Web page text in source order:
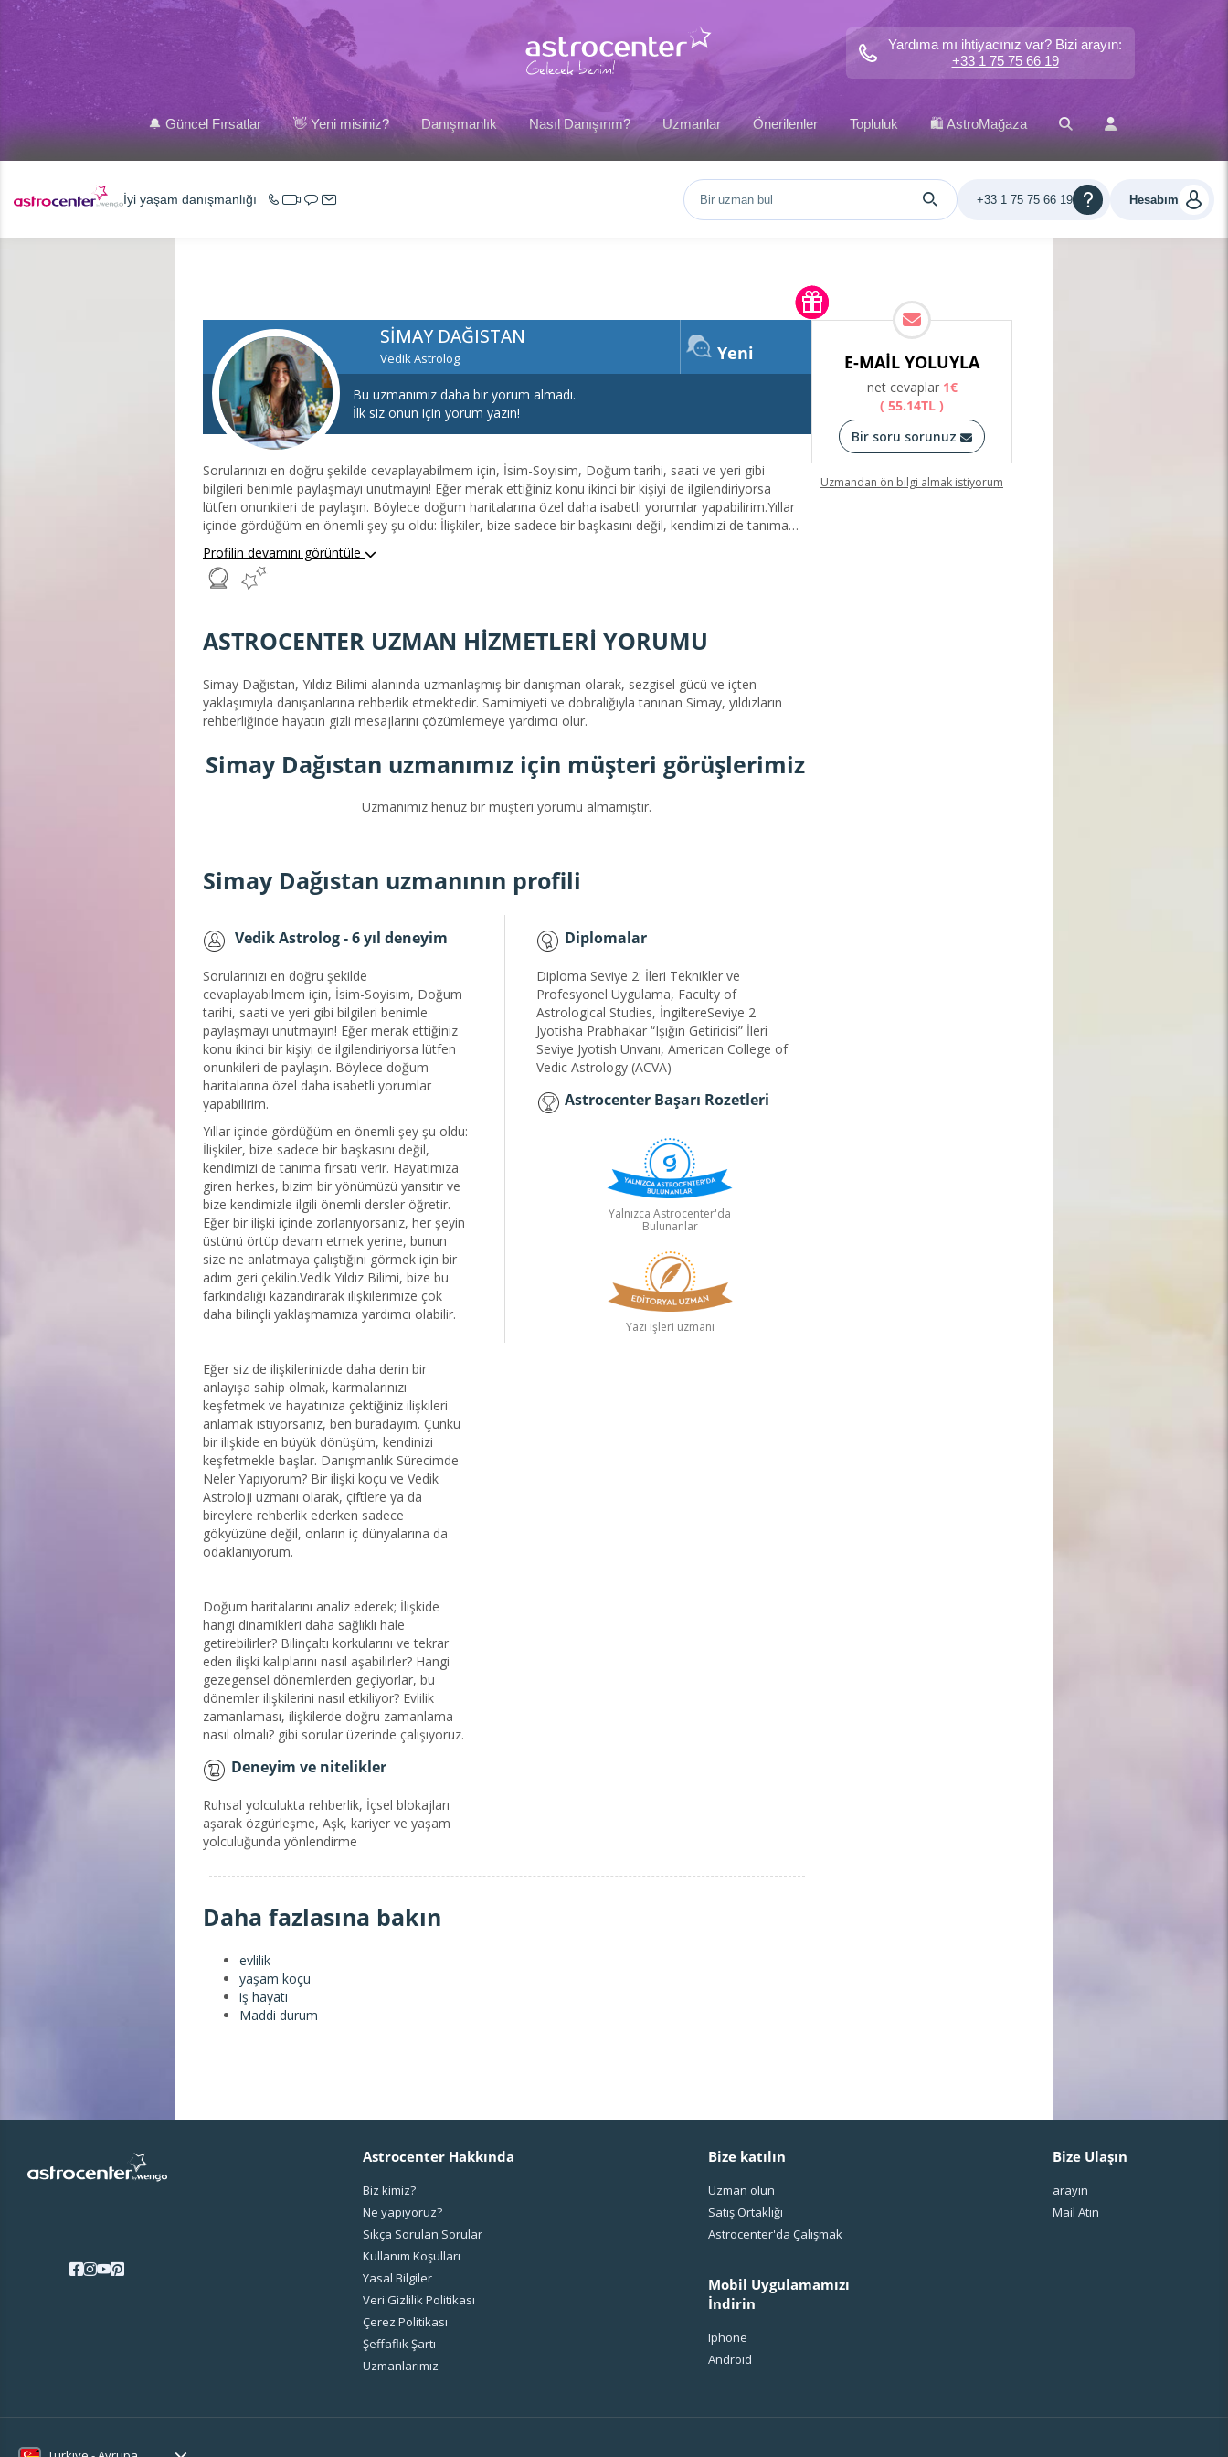
Yardıma mı ihtiyacınız var? Bizi arayın:
+33 1 75 75 66 19
🔔 Güncel Fırsatlar 👋 Yeni misiniz? Danışmanlık Nasıl Danışırım? Uzmanlar Önerilenler Topluluk 🛍️ AstroMağaza
İyi yaşam danışmanlığı Hesabım
+33 1 75 75 66 19
SIMAY DAĞISTAN
Vedik Astrolog Yeni
Bu uzmanımız daha bir yorum almadı.
İlk siz onun için yorum yazın!
Sorularınızı en doğru şekilde cevaplayabilmem için, İsim-Soyisim, Doğum tarihi, saati ve yeri gibi
bilgileri benimle paylaşmayı unutmayın! Eğer merak ettiğiniz konu ikinci bir kişiyi de ilgilendiriyorsa
lütfen onunkileri de paylaşın. Böylece doğum haritalarına özel daha isabetli yorumlar yapabilirim.Yıllar
içinde gördüğüm en önemli şey şu oldu: İlişkiler, bize sadece bir başkasını değil, kendimizi de tanıma
fırsatı verir. Hayatımıza giren herkes, bizim bir yönümüzü yansıtır ve bize kendimizle ilgili önemli dersler
öğretir. Eğer bir ilişki içinde zorlanıyorsanız, her şeyin üstünü örtüp devam etmek yerine, bunun size ne
anlatmaya çalıştığını görmek için bir adım geri çekilin.Vedik Yıldız Bilimi, bize bu farkındalığı
Profilin devamını görüntüle
ASTROCENTER UZMAN HİZMETLERİ YORUMU
Simay Dağıstan, Yıldız Bilimi alanında uzmanlaşmış bir danışman olarak, sezgisel gücü ve içten
yaklaşımıyla danışanlarına rehberlik etmektedir. Samimiyeti ve dobralığıyla tanınan Simay, yıldızların
rehberliğinde hayatın gizli mesajlarını çözümlemeye yardımcı olur.
Simay Dağıstan uzmanımız için müşteri görüşlerimiz
Uzmanımız henüz bir müşteri yorumu almamıştır.
Simay Dağıstan uzmanının profili
Vedik Astrolog - 6 yıl deneyim
Sorularınızı en doğru şekilde
cevaplayabilmem için, İsim-Soyisim, Doğum
tarihi, saati ve yeri gibi bilgileri benimle
paylaşmayı unutmayın! Eğer merak ettiğiniz
konu ikinci bir kişiyi de ilgilendiriyorsa lütfen
onunkileri de paylaşın. Böylece doğum
haritalarına özel daha isabetli yorumlar
yapabilirim.
Yıllar içinde gördüğüm en önemli şey şu oldu:
İlişkiler, bize sadece bir başkasını değil,
kendimizi de tanıma fırsatı verir. Hayatımıza
giren herkes, bizim bir yönümüzü yansıtır ve
bize kendimizle ilgili önemli dersler öğretir.
Eğer bir ilişki içinde zorlanıyorsanız, her şeyin
üstünü örtüp devam etmek yerine, bunun
size ne anlatmaya çalıştığını görmek için bir
adım geri çekilin.Vedik Yıldız Bilimi, bize bu
farkındalığı kazandırarak ilişkilerimize çok
daha bilinçli yaklaşmamıza yardımcı olabilir.
Eğer siz de ilişkilerinizde daha derin bir
anlayışa sahip olmak, karmalarınızı
keşfetmek ve hayatınıza çektiğiniz ilişkileri
anlamak istiyorsanız, ben buradayım. Çünkü
bir ilişkide en büyük dönüşüm, kendinizi
keşfetmekle başlar. Danışmanlık Sürecimde
Neler Yapıyorum? Bir ilişki koçu ve Vedik
Astroloji uzmanı olarak, çiftlere ya da
bireylere rehberlik ederken sadece
gökyüzüne değil, onların iç dünyalarına da
odaklanıyorum.
Doğum haritalarını analiz ederek; İlişkide
hangi dinamikleri daha sağlıklı hale
getirebilirler? Bilinçaltı korkularını ve tekrar
eden ilişki kalıplarını nasıl aşabilirler? Hangi
gezegensel dönemlerden geçiyorlar, bu
dönemler ilişkilerini nasıl etkiliyor? Evlilik
zamanlaması, ilişkilerde doğru zamanlama
nasıl olmalı? gibi sorular üzerinde çalışıyoruz.
Deneyim ve nitelikler
Ruhsal yolculukta rehberlik, İçsel blokajları
aşarak özgürleşme, Aşk, kariyer ve yaşam
yolculuğunda yönlendirme
Diplomalar
Diploma Seviye 2: İleri Teknikler ve
Profesyonel Uygulama, Faculty of
Astrological Studies, İngiltereSeviye 2
Jyotisha Prabhakar “Işığın Getiricisi” İleri
Seviye Jyotish Unvanı, American College of
Vedic Astrology (ACVA)
Astrocenter Başarı Rozetleri
Yalnızca Astrocenter'da
Bulunanlar
Yazı işleri uzmanı
Daha fazlasına bakın
evlilik
yaşam koçu
iş hayatı
Maddi durum
E-MAIL YOLUYLA
net cevaplar 1€
( 55.14TL )
Bir soru sorunuz
Uzmandan ön bilgi almak istiyorum
Astrocenter Hakkında
Biz kimiz?
Ne yapıyoruz?
Sıkça Sorulan Sorular
Kullanım Koşulları
Yasal Bilgiler
Veri Gizlilik Politikası
Çerez Politikası
Şeffaflık Şartı
Uzmanlarımız
Bize katılın
Uzman olun
Satış Ortaklığı
Astrocenter'da Çalışmak
Mobil Uygulamamızı
İndirin
Iphone
Android
Bize Ulaşın
arayın
Mail Atın